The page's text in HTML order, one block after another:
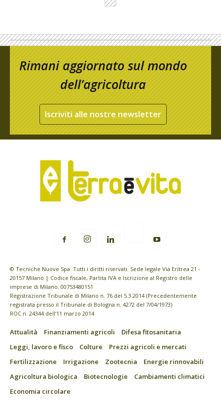
Rimani aggiornato sul mondo
dell’agricoltura
Iscriviti alle nostre newsletter
© Tecniche Nuove Spa. Tutti i diritti riservati. Sede legale Via Eritrea 21 -
20157 Milano | Codice fiscale, Partita IVA e Iscrizione al Registro delle
imprese di Milano: 00753480151
Registrazione Tribunale di Milano n. 76 del 5.3.2014 (Precedentemente
registrata presso il Tribunale di Bologna n. 4272 del 7/04/1973)
ROC n. 24344 dell’11 marzo 2014
Attualità Finanziamenti agricoli
Difesa fitosanitaria
Leggi, lavoro e fisco
Colture
Prezzi agricoli e mercati
Fertilizzazione
Irrigazione Zootecnia
Energie rinnovabili
Agricoltura biologica
Biotecnologie
Cambiamenti climatici
Economia circolare